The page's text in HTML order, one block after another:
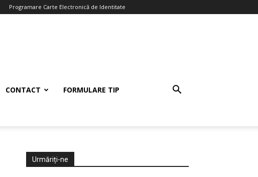
Programare Carte Electronică de Identitate
CONTACT FORMULARE TIP
Urmăriți-ne